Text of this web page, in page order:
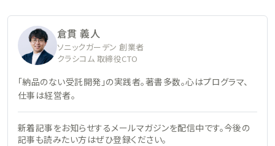
倉貫 義人
ソニックガーデン 創業者
クラシコム 取締役CTO
「納品のない受託開発」の実践者。著書多数。心はプログラマ、
仕事は経営者。
新着記事をお知らせするメールマガジンを配信中です。今後の
記事も読みたい方はぜひ登録ください。